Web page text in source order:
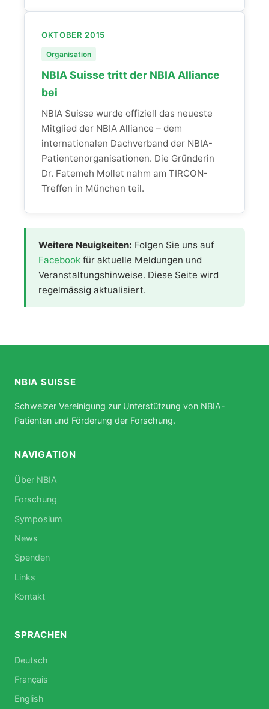
OKTOBER 2015
Organisation
NBIA Suisse tritt der NBIA Alliance
bei
NBIA Suisse wurde offiziell das neueste
Mitglied der NBIA Alliance – dem
internationalen Dachverband der NBIA-
Patientenorganisationen. Die Gründerin
Dr. Fatemeh Mollet nahm am TIRCON-
Treffen in München teil.
Weitere Neuigkeiten: Folgen Sie uns auf
Facebook für aktuelle Meldungen und
Veranstaltungshinweise. Diese Seite wird
regelmässig aktualisiert.
NBIA SUISSE
Schweizer Vereinigung zur Unterstützung von NBIA-
Patienten und Förderung der Forschung.
NAVIGATION
Über NBIA
Forschung
Symposium
News
Spenden
Links
Kontakt
SPRACHEN
Deutsch
Français
English